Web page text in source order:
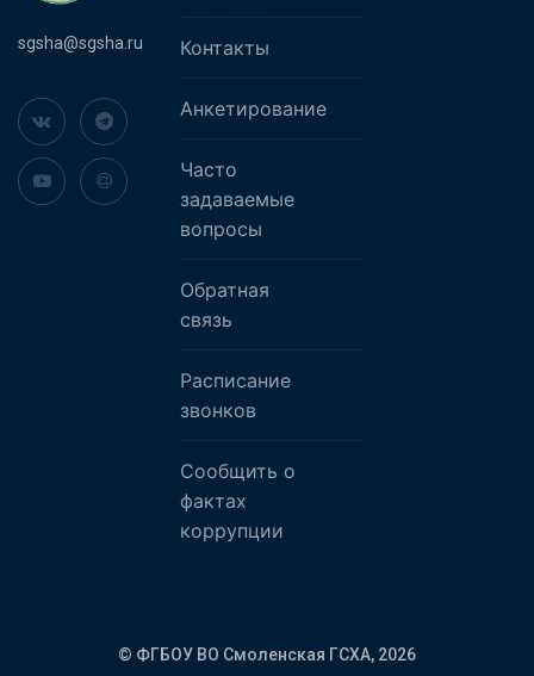
sgsha@sgsha.ru Контакты
Анкетирование
Часто
задаваемые
вопросы
Обратная
связь
Расписание
звонков
Сообщить о
фактах
коррупции
© ФГБОУ ВО Смоленская ГСХА, 2026